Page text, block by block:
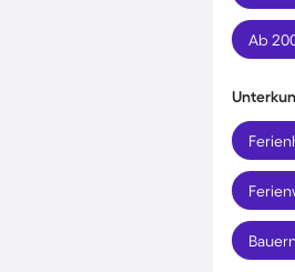
Ab